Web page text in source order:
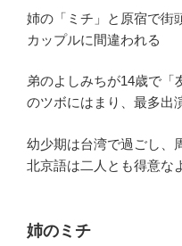
姉の「ミチ」と原宿で街
カップルに間違われる
弟のよしみちが14歳で「
のツボにはまり、最多出
幼少期は台湾で過ごし、
北京語は二人とも得意な
姉のミチ